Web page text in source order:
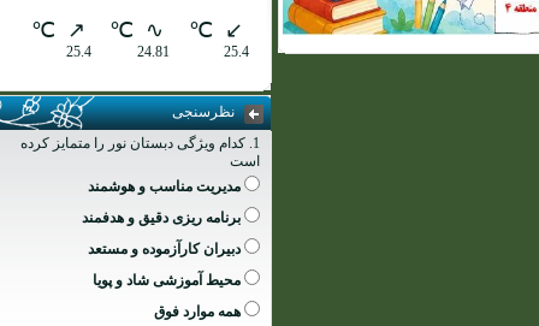
℃
∿
℃
24.81
↗
℃
نظرسنجی
1. کدام ویژگی دبستان نور را متمایز کرده
مدیریت مناسب و هوشمند
برنامه ریزی دقیق و هدفمند
دبیران کارآزموده و مستعد
محیط آموزشی شاد و پویا
همه موارد فوق